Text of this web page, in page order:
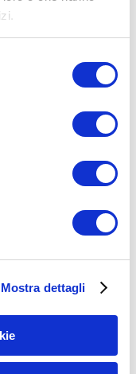
Mostra dettagli